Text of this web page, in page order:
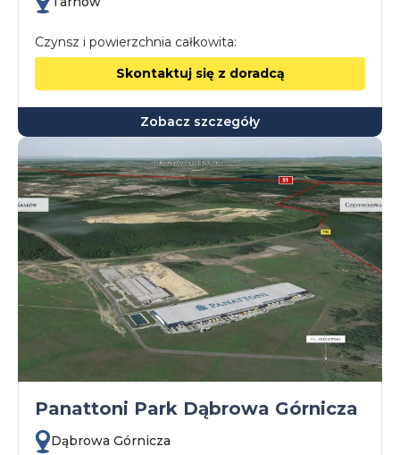
Czynsz i powierzchnia całkowita:
Skontaktuj się z doradcą
Zobacz szczegóły
Panattoni Park Dąbrowa Górnicza
Dąbrowa Górnicza